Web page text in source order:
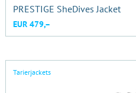
PRESTIGE SheDives Jacket
EUR 479,–
Tarierjackets